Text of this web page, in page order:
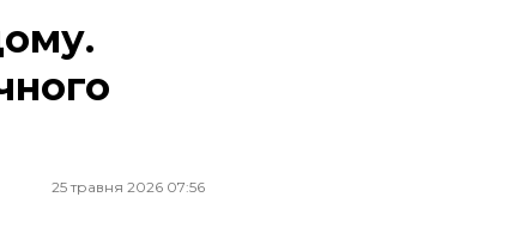
25 травня 2026 07:56